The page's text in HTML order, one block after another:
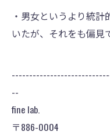
・男女というより統
いたが、それをも偏見
--
fine lab.
〒886-0004